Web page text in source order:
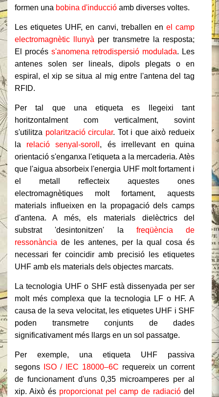
formen una bobina d'inducció amb diverses voltes.
Les etiquetes UHF, en canvi, treballen en el camp
electromagnètic llunyà per transmetre la resposta;
El procés s'anomena retrodispersió modulada. Les
antenes solen ser lineals, dipols plegats o en
espiral, el xip se situa al mig entre l'antena del tag
RFID.
Per tal que una etiqueta es llegeixi tant
horitzontalment com verticalment, sovint
s'utilitza polarització circular. Tot i que això redueix
la relació senyal-soroll , és irrellevant en quina
orientació s'enganxa l'etiqueta a la mercaderia. Atès
que l'aigua absorbeix l'energia UHF molt fortament i
el metall reflecteix aquestes ones
electromagnètiques molt fortament, aquests
materials influeixen en la propagació dels camps
d'antena. A més, els materials dielèctrics del
substrat 'desintonitzen' la freqüència de
ressonància de les antenes, per la qual cosa és
necessari fer coincidir amb precisió les etiquetes
UHF amb els materials dels objectes marcats.
La tecnologia UHF o SHF està dissenyada per ser
molt més complexa que la tecnologia LF o HF. A
causa de la seva velocitat, les etiquetes UHF i SHF
poden transmetre conjunts de dades
significativament més llargs en un sol passatge.
Per exemple, una etiqueta UHF passiva
segons
ISO / IEC 18000–6C requereix un corrent
de funcionament d'uns 0,35 microamperes per al
xip. Això és proporcionat pel camp de radiació del